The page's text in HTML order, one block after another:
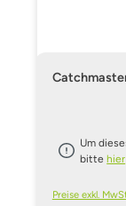
Um
bittehier
Preise exkl.